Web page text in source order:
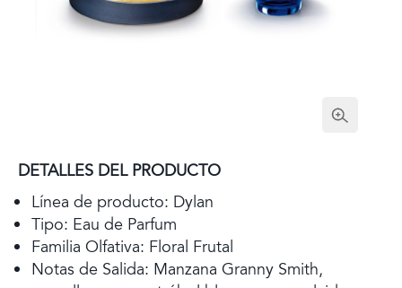
DETALLES DEL PRODUCTO
Línea de producto: Dylan
Tipo: Eau de Parfum
Familia Olfativa: Floral Frutal
Notas de Salida: Manzana Granny Smith,